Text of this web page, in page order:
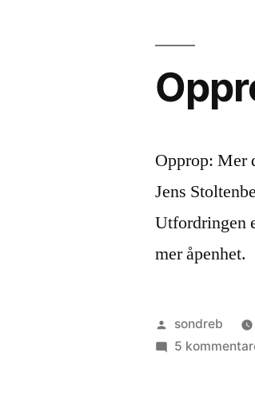
Opprop: Mer
Jens
Utfordringen
mer åpenhet.
Publisert
av
sondreb
5